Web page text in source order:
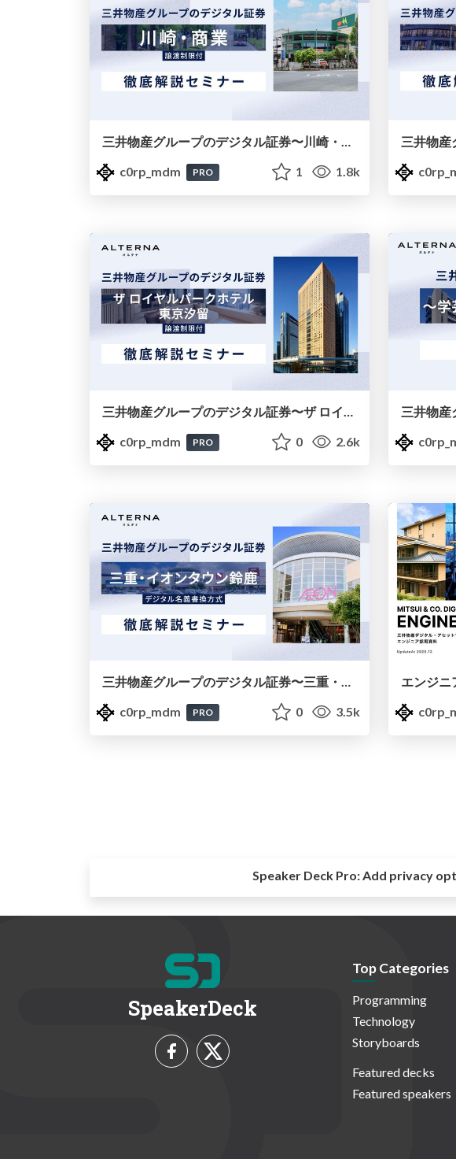
三井物産グループのデジタル証券〜川崎・商業〜徹底解説セミナースライド（20250730）
c0rp_mdm
PRO 1 1.8k
三井物産グループのデジタル証券〜ザ ロイヤルパークホテル 東京汐留〜徹底解説セミナースライド（20250207）
c0rp_mdm
PRO 0 2.6k
三井物産グループのデジタル証券〜三重・イオンタウン鈴鹿〜徹底解説セミナースライド（20241023）
c0rp_mdm
PRO 0 3.5k
エンジニ
Speaker Deck Pro:Add privacy
SpeakerDeck
Top Categories
Programming
Technology
Storyboards
Featured decks
Featured speakers